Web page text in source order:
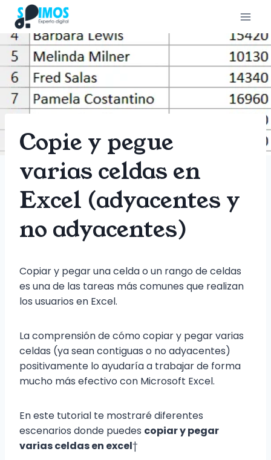
Saltar
contenido
Copie y pegue
varias celdas en
Excel (adyacentes y
no adyacentes)
Copiar y pegar una celda o un rango de celdas
es una de las tareas más comunes que realizan
los usuarios en Excel.
La comprensión de cómo copiar y pegar varias
celdas (ya sean contiguas o no adyacentes)
positivamente lo ayudaría a trabajar de forma
mucho más efectivo con Microsoft Excel.
En este tutorial te mostraré diferentes
escenarios donde puedes copiar y pegar
varias celdas en excel†